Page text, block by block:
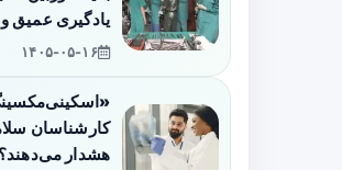
یادگیری عمیق و
۱۴۰۵-۰۵-۱۶
کارشناسان
هشدار می‌دهند؟